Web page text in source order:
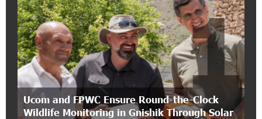
12:40:22 8-07-2026
Polytechnic University Graduation Ceremony
Held with the Support of Unibank
17:10:45 7-07-2026
Converse Bank Completes the Placement of
EBRD Bonds
Ucom and FPWC Ensure Round-the-Clock
Wildlife Monitoring in Gnishik Through Solar
1